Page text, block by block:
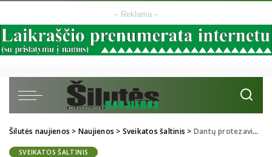
– Reklama –
Šilutės naujienos > Naujienos > Sveikatos šaltinis > Dantų protezavimas: mitai ir tikrovė
SVEIKATOS ŠALTINIS